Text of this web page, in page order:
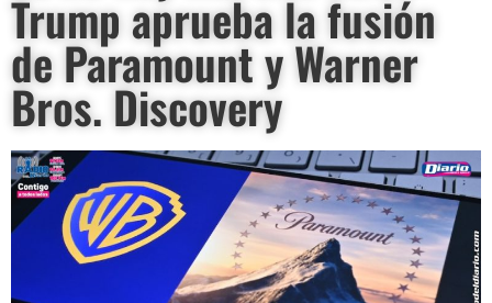
Trump aprueba la fusión
de Paramount y Warner
Bros. Discovery